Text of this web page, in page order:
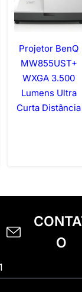
Projetor BenQ
MW855UST+
WXGA 3.500
Lumens Ultra
Curta Distância
O